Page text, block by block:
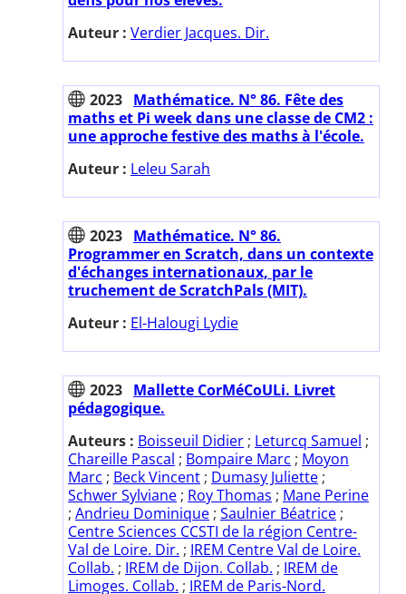
Auteur : Verdier Jacques. Dir.
2023 Mathématice. N° 86. Fête des
maths et Pi week dans une classe de CM2 :
une approche festive des maths à l'école.
Auteur : Leleu Sarah
2023 Mathématice. N° 86.
Programmer en Scratch, dans un contexte
d'échanges internationaux, par le
truchement de ScratchPals (MIT).
Auteur : El-Halougi Lydie
2023 Mallette CorMéCoULi. Livret
pédagogique.
Auteurs : Boisseuil Didier ; Leturcq Samuel ;
Chareille Pascal ; Bompaire Marc ; Moyon
Marc ; Beck Vincent ; Dumasy Juliette ;
Schwer Sylviane ; Roy Thomas ; Mane Perine
; Andrieu Dominique ; Saulnier Béatrice ;
Centre Sciences CCSTI de la région Centre-
Val de Loire. Dir. ; IREM Centre Val de Loire.
Collab. ; IREM de Dijon. Collab. ; IREM de
Limoges. Collab. ; IREM de Paris-Nord.